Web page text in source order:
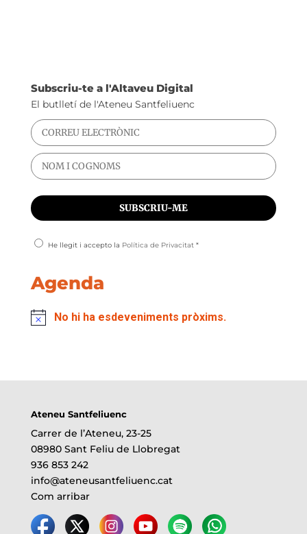
Subscriu-te a l'Altaveu Digital
El butlletí de l'Ateneu Santfeliuenc
He llegit i accepto la Política de Privacitat *
Agenda
No hi ha esdeveniments pròxims.
Ateneu Santfeliuenc
Carrer de l’Ateneu, 23-25
08980 Sant Feliu de Llobregat
936 853 242
info@ateneusantfeliuenc.cat
Com arribar